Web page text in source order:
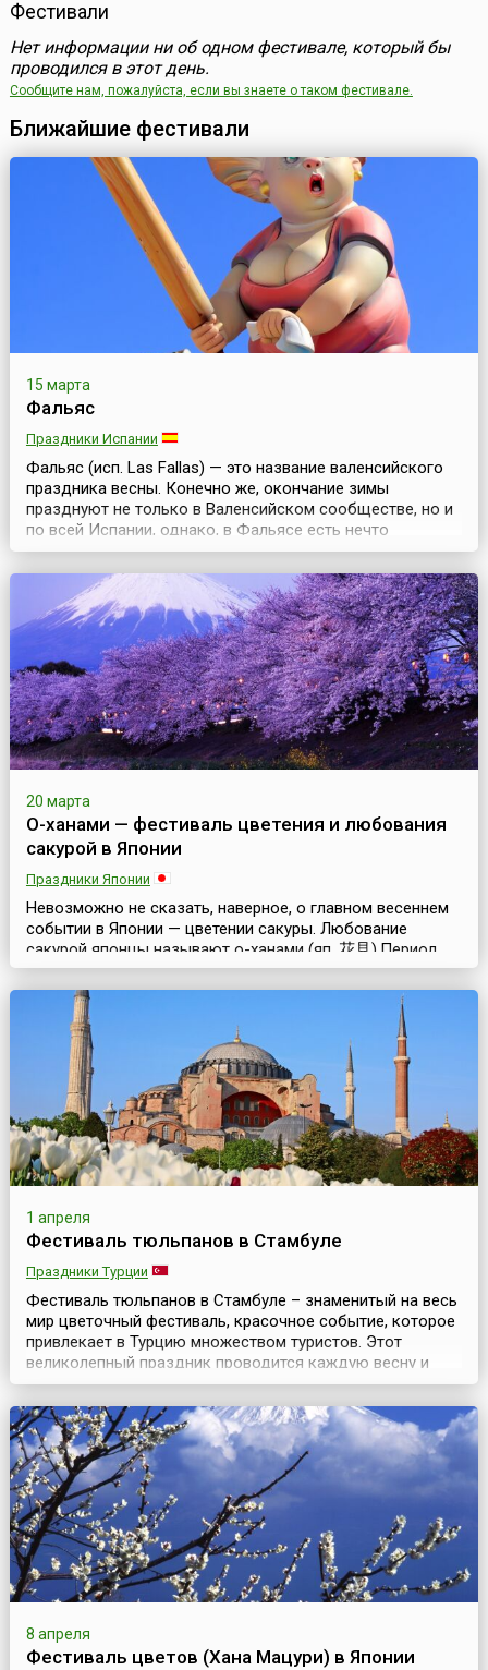
Фестивали
Нет информации ни об одном фестивале, который бы
проводился в этот день.
Сообщите нам, пожалуйста, если вы знаете о таком фестивале.
Ближайшие фестивали
15 марта
Фальяс
Праздники Испании
Фальяс (исп. Las Fallas) — это название валенсийского
праздника весны. Конечно же, окончание зимы
празднуют не только в Валенсийском сообществе, но и
по всей Испании, однако, в Фальясе есть нечто
существенно отличающее его от других подобных
праздников. Нечто, притягивающее в город, в период с
15 по 19 марта, многочисленных туристов.Фальяс — это
торжественное, или лучше сказать праздничное сжи...
20 марта
О-ханами — фестиваль цветения и любования
сакурой в Японии
Праздники Японии
Невозможно не сказать, наверное, о главном весеннем
событии в Японии — цветении сакуры. Любование
сакурой японцы называют о-ханами (яп. 花見).Период
цветения сакуры не является официальным праздником
в Японии. В японском календаре нет ни национального
праздника, ни специальных праздничных или выходных
дней, связанных с этим великолепным природным
чудом. Но психологически это, несомненно, праздни...
1 апреля
Фестиваль тюльпанов в Стамбуле
Праздники Турции
Фестиваль тюльпанов в Стамбуле – знаменитый на весь
мир цветочный фестиваль, красочное событие, которое
привлекает в Турцию множеством туристов. Этот
великолепный праздник проводится каждую весну и
длится примерно месяц. Ежегодно в апреле Стамбул
превращается в цветочный шедевр и становится
тюльпановой столицей мира. Миллионы тюльпанов
высаживают по всему городу. Их можно увидеть
практичес...
8 апреля
Фестиваль цветов (Хана Мацури) в Японии